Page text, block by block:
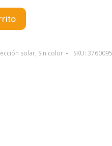
solar, Sin color SKU: